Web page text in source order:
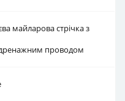
майларова стрічка з
проводом